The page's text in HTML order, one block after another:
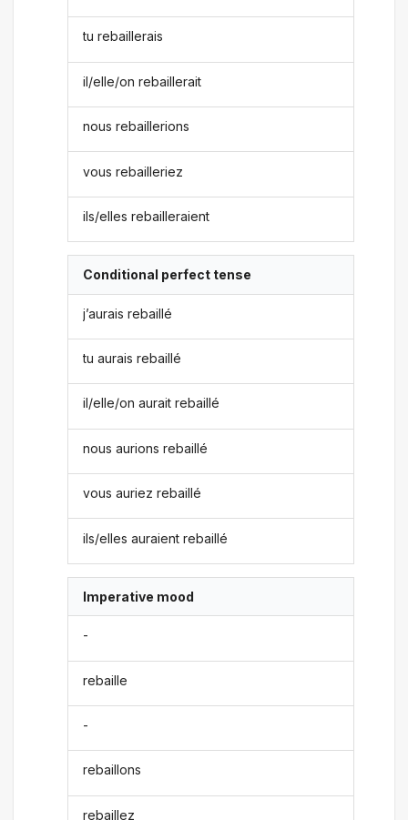
tu rebaillerais
il/elle/on rebaillerait
nous rebaillerions
vous rebailleriez
ils/elles rebailleraient
Conditional perfect tense
j’aurais rebaillé
tu aurais rebaillé
il/elle/on aurait rebaillé
nous aurions rebaillé
vous auriez rebaillé
ils/elles auraient rebaillé
Imperative mood
-
rebaille
-
rebaillons
rebaillez